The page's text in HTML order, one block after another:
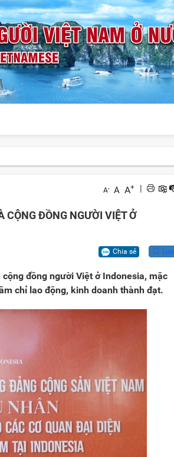
A- A A+ |
CỘNG ĐỒNG NGƯỜI VIỆT Ở
Chia sẻ Lưu
đồng người Việt ở Indonesia, mặc
chỉ lao động, kinh doanh thành đạt.